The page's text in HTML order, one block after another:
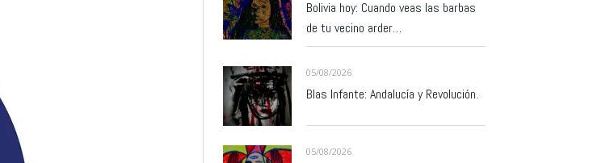
Bolivia hoy: Cuando veas las barbas
de tu vecino arder…
05/08/2026
Blas Infante: Andalucía y Revolución.
05/08/2026